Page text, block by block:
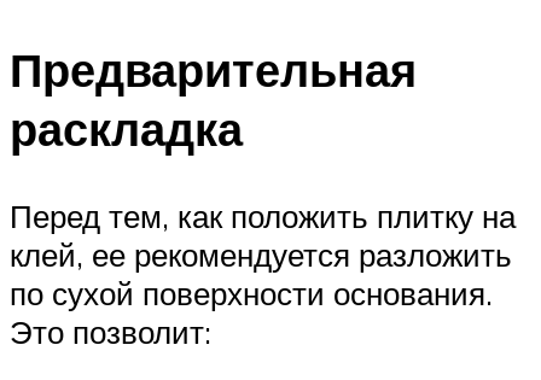
Предварительная
раскладка
Перед тем, как положить плитку на
клей, ее рекомендуется разложить
по сухой поверхности основания.
Это позволит: